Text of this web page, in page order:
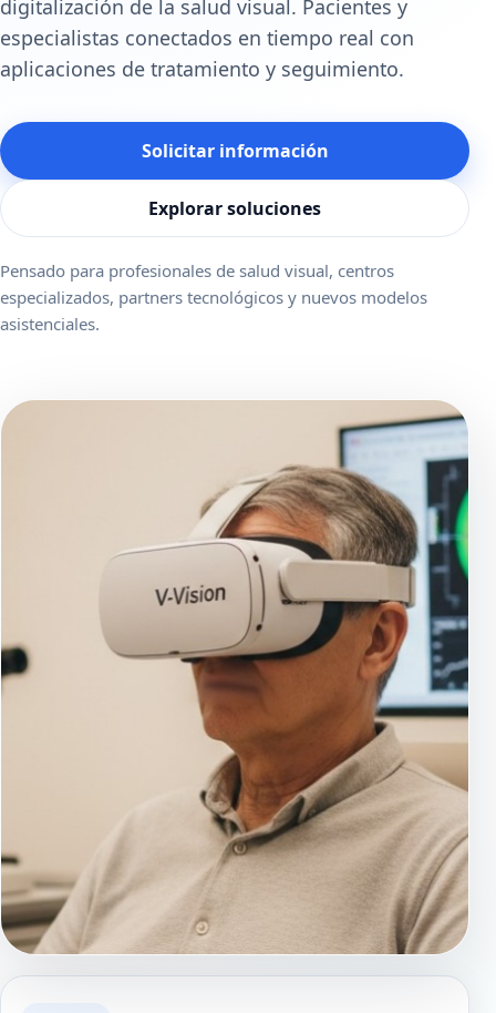
digitalización de la salud visual. Pacientes y
especialistas conectados en tiempo real con
aplicaciones de tratamiento y seguimiento.
Solicitar información
Explorar soluciones
Pensado para profesionales de salud visual, centros
especializados, partners tecnológicos y nuevos modelos
asistenciales.